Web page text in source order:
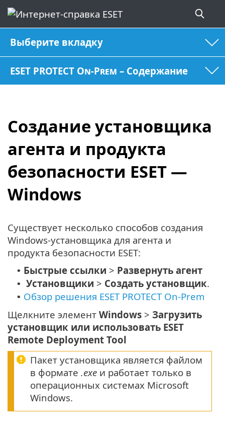
Выберите вкладку
ESET PROTECT On-Prem – Содержание
Создание установщика
агента и продукта
безопасности ESET —
Windows
Существует несколько способов создания
Windows-установщика для агента и
продукта безопасности ESET:
• Быстрые ссылки > Развернуть агент
• Установщики > Создать установщик.
• Обзор решения ESET PROTECT On-Prem
Щелкните элемент Windows > Загрузить
установщик или использовать ESET
Remote Deployment Tool
Пакет установщика является файлом
в формате .exe и работает только в
операционных системах Microsoft
Windows.